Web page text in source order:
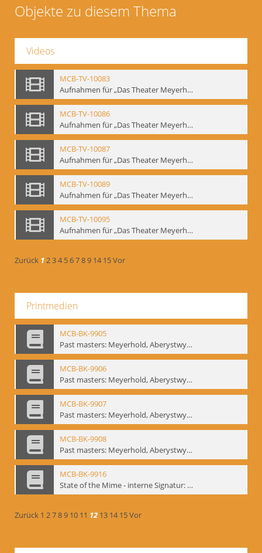
Objekte zu diesem Thema
Videos
MCB-TV-10083
Aufnahmen für „Das Theater Meyerholds und die Biomechanik“ (1). Demonstration der Etüde „Die Ohrfeige“ in verschiedenen Variationen, Ausschnitt 1 - Interne Signatur: BM-vid-1_A1
MCB-TV-10086
Aufnahmen für „Das Theater Meyerholds und die Biomechanik“ (2). Demonstration der Etüde „Die Ohrfeige“ in verschiedenen Variationen, Ausschnitt 1 - Interne Signatur: BM-vid-2_A1
MCB-TV-10087
Aufnahmen für „Das Theater Meyerholds und die Biomechanik“ (2). Demonstration der Etüde „Die Ohrfeige“ in verschiedenen Variationen, Ausschnitt 2 - Interne Signatur: BM-vid-2_A2
MCB-TV-10089
Aufnahmen für „Das Theater Meyerholds und die Biomechanik“ (3). Etüde „Der Dolchstoß“, Ausschnitt 1 - Interne Signatur: BM-vid-3_A1
MCB-TV-10095
Aufnahmen für „Das Theater Meyerholds und die Biomechanik“ (6). Biomechanische Grundelemente und szenische Umsetzung, Ausschnitt 1 - Interne Signatur: BM-vid-6_A1
Zurück 1234 56789 14 15Vor
Printmedien
MCB-BK-9905
Past masters: Meyerhold, Aberystwyth, 27.-29.10.1995 - interne Signatur: BM-prt-94-5
MCB-BK-9906
Past masters: Meyerhold, Aberystwyth, 27.-29.10.1995 - interne Signatur: BM-prt-94-6
MCB-BK-9907
Past masters: Meyerhold, Aberystwyth, 27.-29.10.1995 - interne Signatur: BM-prt-94-7
MCB-BK-9908
Past masters: Meyerhold, Aberystwyth, 27.-29.10.1995 - interne Signatur: BM-prt-94-8
MCB-BK-9916
State of the Mime - interne Signatur: BM-prt-100
Zurück 1 2789 10 11 12 13 14 15Vor